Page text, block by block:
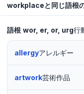
workplaceと同じ語根
語根 wor er or urg行
allergyアレルギー
artwork芸術作品